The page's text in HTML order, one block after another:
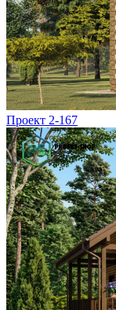
Проект 2-167